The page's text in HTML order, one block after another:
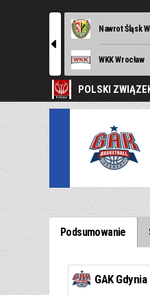
l
WKK Wrocław
POLSKI
Podsumowanie
GAK Gdynia